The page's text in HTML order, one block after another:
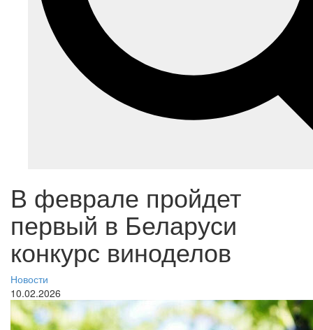
В феврале пройдет
первый в Беларуси
конкурс виноделов
Новости
10.02.2026